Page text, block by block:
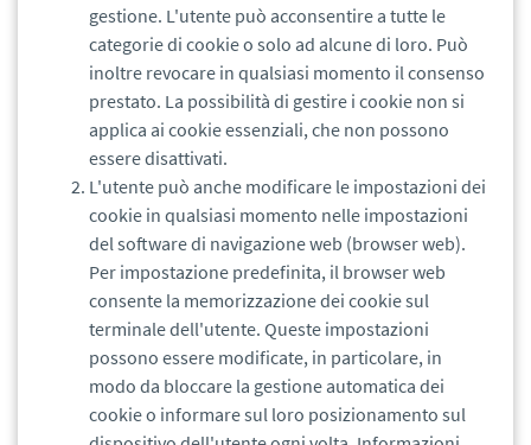
gestione. L'utente può acconsentire a tutte le
categorie di cookie o solo ad alcune di loro. Può
inoltre revocare in qualsiasi momento il consenso
prestato. La possibilità di gestire i cookie non si
applica ai cookie essenziali, che non possono
essere disattivati.
L'utente può anche modificare le impostazioni dei
cookie in qualsiasi momento nelle impostazioni
del software di navigazione web (browser web).
Per impostazione predefinita, il browser web
consente la memorizzazione dei cookie sul
terminale dell'utente. Queste impostazioni
possono essere modificate, in particolare, in
modo da bloccare la gestione automatica dei
cookie o informare sul loro posizionamento sul